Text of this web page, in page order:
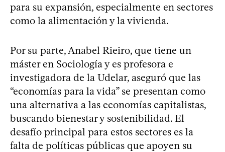
para su expansión, especialmente en sectores
como la alimentación y la vivienda.
Por su parte, Anabel Rieiro, que tiene un
máster en Sociología y es profesora e
investigadora de la Udelar, aseguró que las
“economías para la vida” se presentan como
una alternativa a las economías capitalistas,
buscando bienestar y sostenibilidad. El
desafío principal para estos sectores es la
falta de políticas públicas que apoyen su